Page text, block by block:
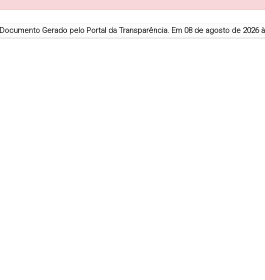
Documento Gerado pelo Portal da Transparência. Em 08 de agosto de 2026